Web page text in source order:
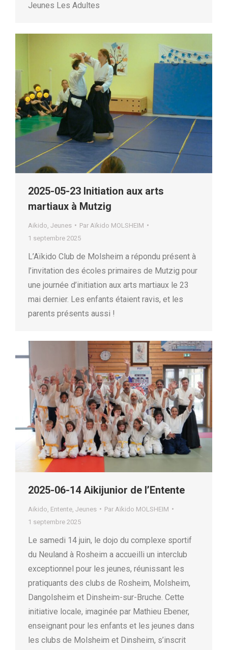
Jeunes Les Adultes
2025-05-23 Initiation aux arts
martiaux à Mutzig
Aikido Jeunes Par Aïkido MOLSHEIM
1 septembre 2025
L’Aïkido Club de Molsheim a répondu présent à
l’invitation des écoles primaires de Mutzig pour
une journée d’initiation aux arts martiaux le 23
mai dernier. Les enfants étaient ravis, et les
parents présents aussi !
2025-06-14 Aikijunior de l’Entente
Aikido Entente Jeunes Par Aïkido MOLSHEIM
1 septembre 2025
Le samedi 14 juin, le dojo du complexe sportif
du Neuland à Rosheim a accueilli un interclub
exceptionnel pour les jeunes, réunissant les
pratiquants des clubs de Rosheim, Molsheim,
Dangolsheim et Dinsheim-sur-Bruche. Cette
initiative locale, imaginée par Mathieu Ebener,
enseignant pour les enfants et les jeunes dans
les clubs de Molsheim et Dinsheim, s’inscrit